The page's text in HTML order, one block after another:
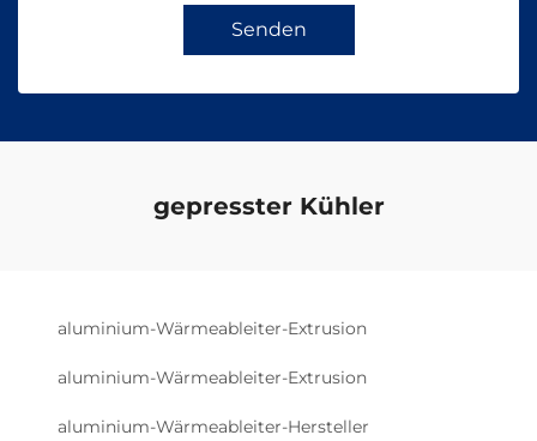
Senden
gepresster Kühler
aluminium-Wärmeableiter-Extrusion
aluminium-Wärmeableiter-Extrusion
aluminium-Wärmeableiter-Hersteller